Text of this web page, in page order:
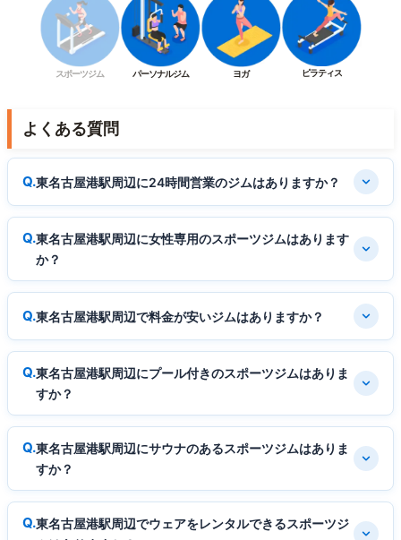
スポーツジム パーソナルジム ヨガ ピラティス
よくある質問
東名古屋港駅周辺に24時間営業のジムはありますか？
東名古屋港駅周辺に女性専用のスポーツジムはあります
か？
東名古屋港駅周辺で料金が安いジムはありますか？
東名古屋港駅周辺にプール付きのスポーツジムはありま
すか？
東名古屋港駅周辺にサウナのあるスポーツジムはありま
すか？
東名古屋港駅周辺でウェアをレンタルできるスポーツジ